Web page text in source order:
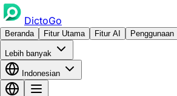
DictoGo
Beranda Fitur Utama Fitur AI Penggunaan
Lebih banyak
Indonesian